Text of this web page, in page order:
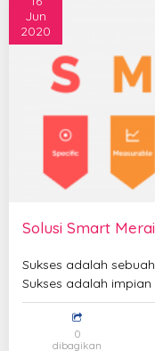
Solusi Smart
Jun
2020
Sukses adalah
Sukses adalah
0
dibagikan